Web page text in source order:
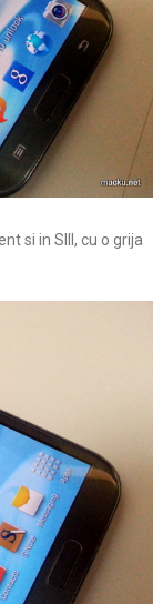
si in SIII, cu o grija